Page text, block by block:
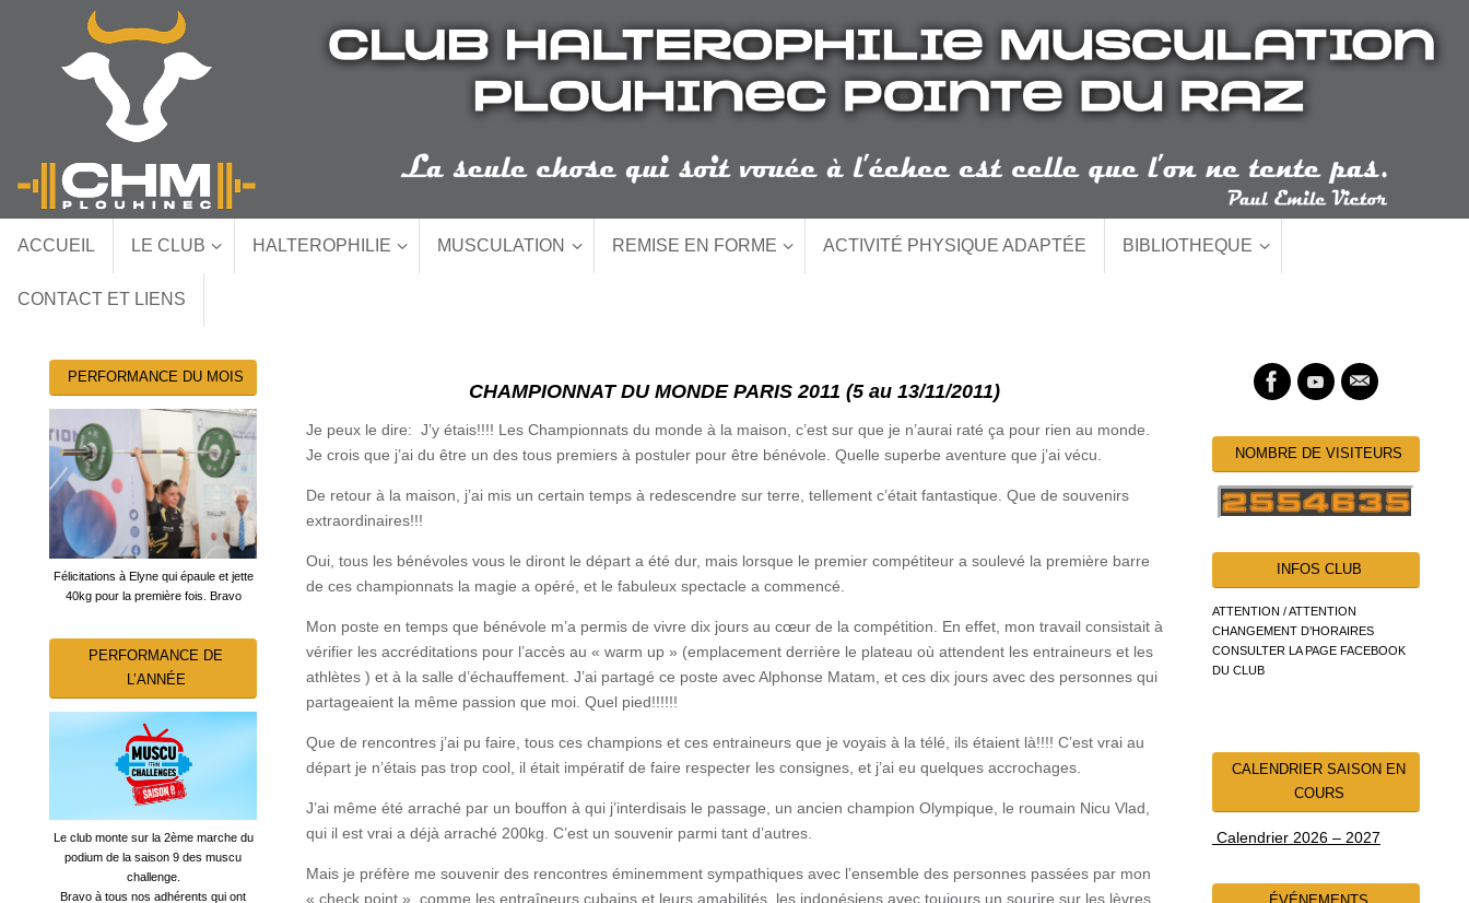
ACCUEIL LE CLUB HALTEROPHILIE MUSCULATION REMISE EN FORME ACTIVITÉ PHYSIQUE ADAPTÉE BIBLIOTHEQUE
CONTACT ET LIENS
CHAMPIONNAT DU MONDE PARIS 2011 (5 au 13/11/2011)
Je peux le dire: J’y étais!!!! Les Championnats du monde à la maison, c’est sur que je n’aurai raté ça pour rien au monde.
Je crois que j’ai du être un des tous premiers à postuler pour être bénévole. Quelle superbe aventure que j’ai vécu.
De retour à la maison, j’ai mis un certain temps à redescendre sur terre, tellement c’était fantastique. Que de souvenirs
extraordinaires!!!
Oui, tous les bénévoles vous le diront le départ a été dur, mais lorsque le premier compétiteur a soulevé la première barre
de ces championnats la magie a opéré, et le fabuleux spectacle a commencé.
Mon poste en temps que bénévole m’a permis de vivre dix jours au cœur de la compétition. En effet, mon travail consistait à
vérifier les accréditations pour l’accès au « warm up » (emplacement derrière le plateau où attendent les entraineurs et les
athlètes ) et à la salle d’échauffement. J’ai partagé ce poste avec Alphonse Matam, et ces dix jours avec des personnes qui
partageaient la même passion que moi. Quel pied!!!!!!
Que de rencontres j’ai pu faire, tous ces champions et ces entraineurs que je voyais à la télé, ils étaient là!!!! C’est vrai au
départ je n’étais pas trop cool, il était impératif de faire respecter les consignes, et j’ai eu quelques accrochages.
J’ai même été arraché par un bouffon à qui j’interdisais le passage, un ancien champion Olympique, le roumain Nicu Vlad,
qui il est vrai a déjà arraché 200kg. C’est un souvenir parmi tant d’autres.
Mais je préfère me souvenir des rencontres éminemment sympathiques avec l’ensemble des personnes passées par mon
« check point », comme les entraîneurs cubains et leurs amabilités, les indonésiens avec toujours un sourire sur les lèvres,
PERFORMANCE DU MOIS
Félicitations à Elyne qui épaule et jette
40kg pour la première fois. Bravo
PERFORMANCE DE
L’ANNÉE
Le club monte sur la 2ème marche du
podium de la saison 9 des muscu
challenge.
Bravo à tous nos adhérents qui ont
NOMBRE DE VISITEURS
INFOS CLUB
ATTENTION / ATTENTION
CHANGEMENT D’HORAIRES
CONSULTER LA PAGE FACEBOOK
DU CLUB
CALENDRIER SAISON EN
COURS
Calendrier 2026 – 2027